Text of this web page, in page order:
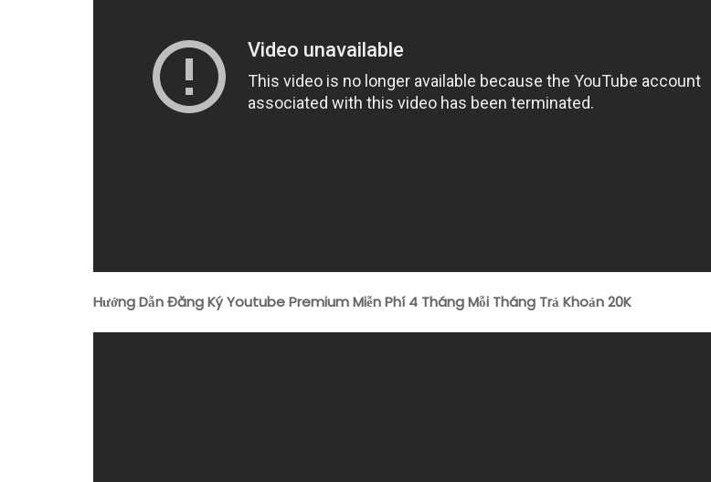
Hướng Dẫn Đăng Ký Youtube Premium Miễn Phí 4 Tháng Mỗi Tháng Trả Khoản 20K